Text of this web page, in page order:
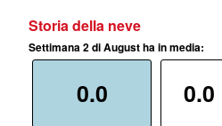
Storia della neve
Settimana 2 di August ha in media:
0.0 0.0